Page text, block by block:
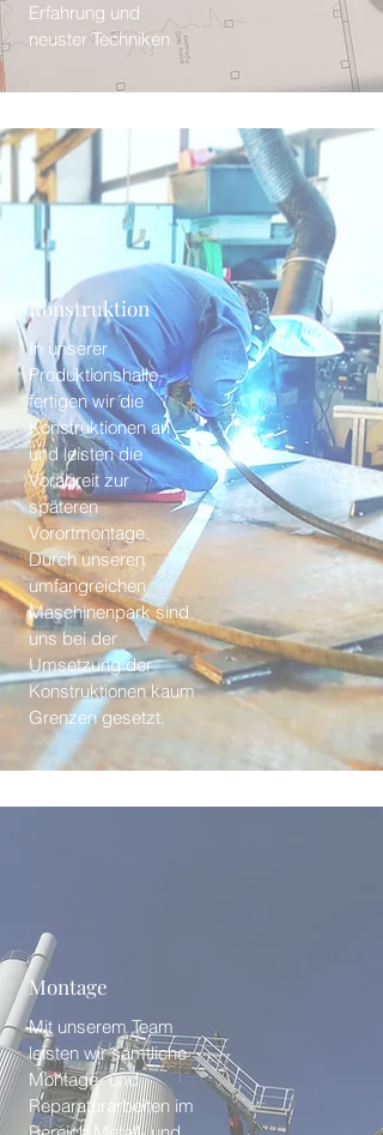
Erfahrung und
neuster Techniken.
Konstruktion
In unserer
Produktionshalle
fertigen wir die
Konstruktionen an
und leisten die
Vorabreit zur
späteren
Vorortmontage.
Durch unseren
umfangreichen
Maschinenpark sind
uns bei der
Umsetzung der
Konstruktionen kaum
Grenzen gesetzt.
Montage
Mit unserem Team
leisten wir sämtliche
Montage- und
Reparaturarbeiten im